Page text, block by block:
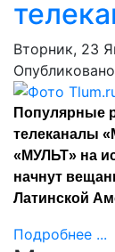
Вторник, 23
Популярные
телеканалы
«МУЛЬТ» на
начнут
Латинской
Подробнее ...